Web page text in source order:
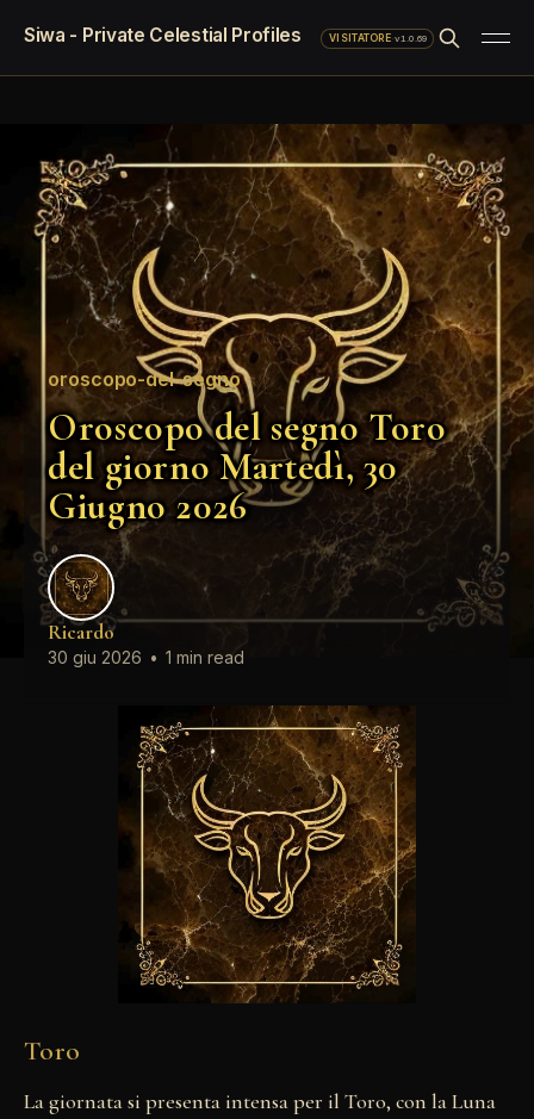
Siwa - Private Celestial Profiles VISITATORE·v1.0.69
oroscopo-del-segno
Oroscopo del segno Toro
del giorno Martedì, 30
Giugno 2026
Ricardo
30 giu 2026 • 1 min read
Toro
La giornata si presenta intensa per il Toro, con la Luna